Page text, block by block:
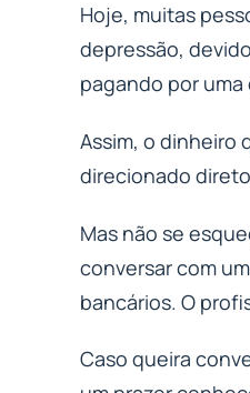
Hoje, muitas
depressão,
pagando por uma
Assim, o dinheiro
direcionado
Mas não se
conversar com
bancários. O
Caso queira